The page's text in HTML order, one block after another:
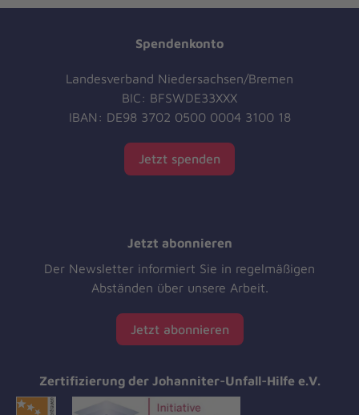
Spendenkonto
Landesverband Niedersachsen/Bremen
BIC: BFSWDE33XXX
IBAN: DE98 3702 0500 0004 3100 18
Jetzt spenden
Jetzt abonnieren
Der Newsletter informiert Sie in regelmäßigen
Abständen über unsere Arbeit.
Jetzt abonnieren
Zertifizierung der Johanniter-Unfall-Hilfe e.V.